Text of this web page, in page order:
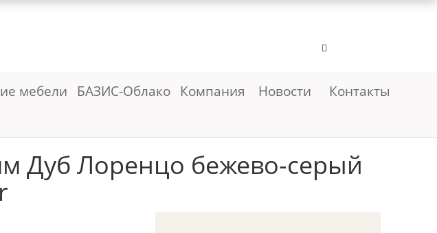
мебели БАЗИС-Облако Компания Новости Контакты
Дуб Лоренцо бежево-серый